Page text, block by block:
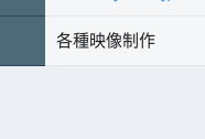
各種映像制作